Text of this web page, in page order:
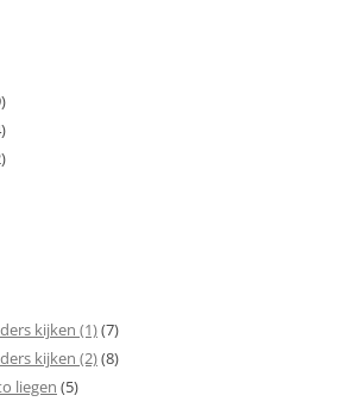
kijken (1)(7)
kijken (2)(8)
liegen (5)